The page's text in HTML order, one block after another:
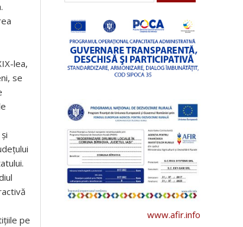
lea,
se
pe
www.afir.info